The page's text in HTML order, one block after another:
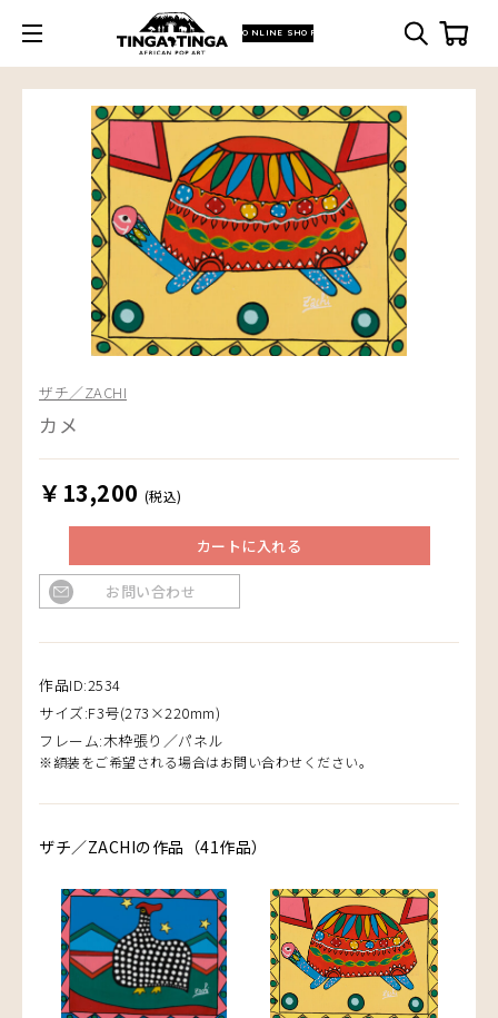
ONLINE SHOP
ザチ／ZACHI
カメ
￥13,200 (税込)
カートに入れる
お問い合わせ
作品ID:2534
サイズ:F3号(273×220mm)
フレーム:木枠張り／パネル
※額装をご希望される場合はお問い合わせください。
ザチ／ZACHIの作品（41作品）